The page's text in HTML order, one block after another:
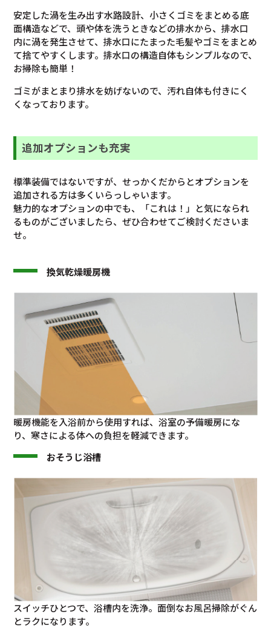
安定した渦を生み出す水路設計、小さくゴミをまとめる底
面構造などで、頭や体を洗うときなどの排水から、排水口
内に渦を発生させて、排水口にたまった毛髪やゴミをまとめ
て捨てやすくします。排水口の構造自体もシンプルなので、
お掃除も簡単！
ゴミがまとまり排水を妨げないので、汚れ自体も付きにく
くなっております。
追加オプションも充実
標準装備ではないですが、せっかくだからとオプションを
追加される方は多くいらっしゃいます。
魅力的なオプションの中でも、「これは！」と気になられ
るものがございましたら、ぜひ合わせてご検討くださいま
せ。
換気乾燥暖房機
暖房機能を入浴前から使用すれば、浴室の予備暖房にな
り、寒さによる体への負担を軽減できます。
おそうじ浴槽
スイッチひとつで、浴槽内を洗浄。面倒なお風呂掃除がぐん
とラクになります。